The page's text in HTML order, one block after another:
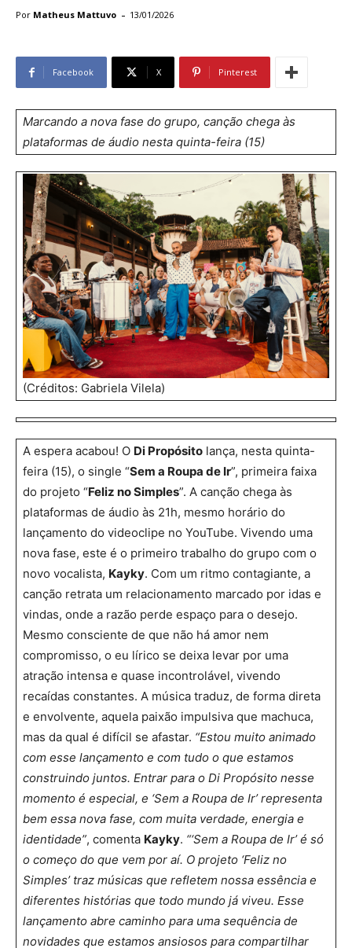
Por Matheus Mattuvo - 13/01/2026
Facebook X Pinterest
Marcando a nova fase do grupo, canção chega às
plataformas de áudio nesta quinta-feira (15)
(Créditos: Gabriela Vilela)
A espera acabou! O Di Propósito lança, nesta quinta-
feira (15), o single “Sem a Roupa de Ir”, primeira faixa
do projeto “Feliz no Simples”. A canção chega às
plataformas de áudio às 21h, mesmo horário do
lançamento do videoclipe no YouTube. Vivendo uma
nova fase, este é o primeiro trabalho do grupo com o
novo vocalista, Kayky. Com um ritmo contagiante, a
canção retrata um relacionamento marcado por idas e
vindas, onde a razão perde espaço para o desejo.
Mesmo consciente de que não há amor nem
compromisso, o eu lírico se deixa levar por uma
atração intensa e quase incontrolável, vivendo
recaídas constantes. A música traduz, de forma direta
e envolvente, aquela paixão impulsiva que machuca,
mas da qual é difícil se afastar. “Estou muito animado
com esse lançamento e com tudo o que estamos
construindo juntos. Entrar para o Di Propósito nesse
momento é especial, e ‘Sem a Roupa de Ir’ representa
bem essa nova fase, com muita verdade, energia e
identidade”, comenta Kayky. “‘Sem a Roupa de Ir’ é só
o começo do que vem por aí. O projeto ‘Feliz no
Simples’ traz músicas que refletem nossa essência e
diferentes histórias que todo mundo já viveu. Esse
lançamento abre caminho para uma sequência de
novidades que estamos ansiosos para compartilhar